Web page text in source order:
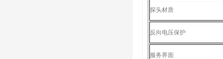
探头材质
反向电压保护
服务界面